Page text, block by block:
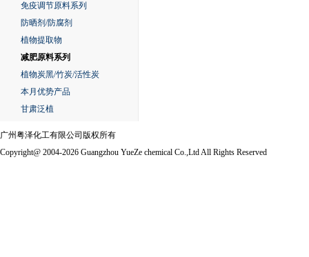
免疫调节原料系列
防晒剂/防腐剂
植物提取物
减肥原料系列
植物炭黑/竹炭/活性炭
本月优势产品
甘肃泛植
广州粤泽化工有限公司版权所有
Copyright@ 2004-2026 Guangzhou YueZe chemical Co.,Ltd All Rights Reserved